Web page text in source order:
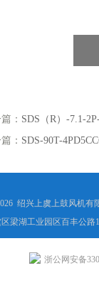
： SDS（R）-7.1-
： SDS-90T-
绍兴上虞上鼓风机有
梁湖工业园区百丰公路
浙公网安备